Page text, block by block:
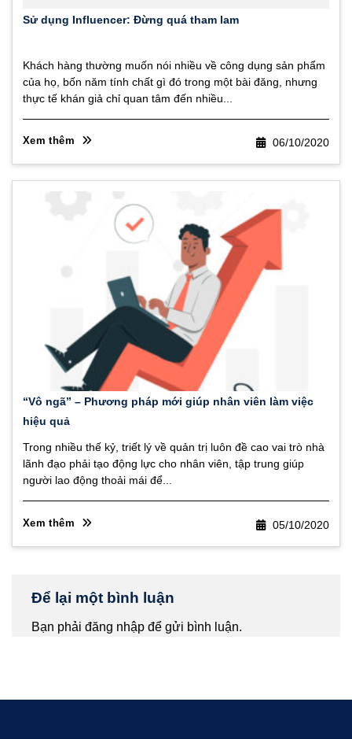
Sử dụng Influencer: Đừng quá tham lam
06/10/2020
Khách hàng thường muốn nói nhiều về công dụng sản phẩm
của họ, bốn năm tính chất gì đó trong một bài đăng, nhưng
thực tế khán giả chỉ quan tâm đến nhiều...
Xem thêm
“Vô ngã” – Phương pháp mới giúp nhân viên làm việc
hiệu quả
05/10/2020
Trong nhiều thế kỷ, triết lý về quản trị luôn đề cao vai trò nhà
lãnh đạo phải tạo động lực cho nhân viên, tập trung giúp
người lao động thoải mái để...
Xem thêm
Để lại một bình luận
Bạn phải đăng nhập để gửi bình luận.